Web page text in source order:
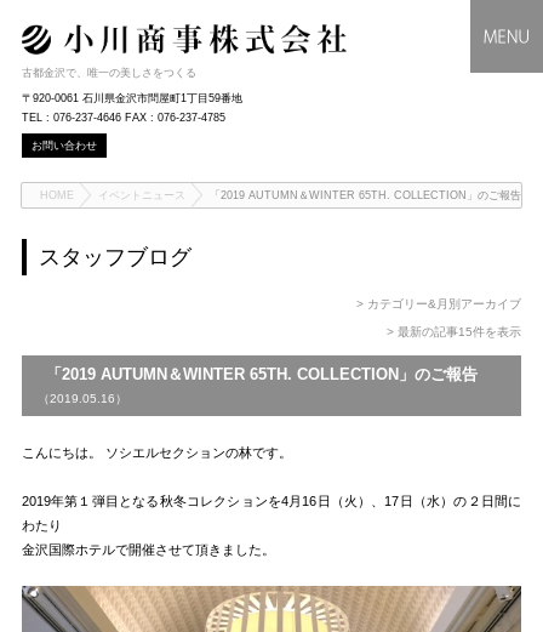
古都金沢で、唯一の美しさをつくる
〒920-0061 石川県金沢市問屋町1丁目59番地
TEL : 076-237-4646 FAX : 076-237-4785
お問い合わせ
HOME イベントニュース 「2019 AUTUMN＆WINTER 65TH. COLLECTION」のご報告
スタッフブログ
> カテゴリー&月別アーカイブ
> 最新の記事15件を表示
「2019 AUTUMN＆WINTER 65TH. COLLECTION」のご報告
（2019.05.16）
こんにちは。 ソシエルセクションの林です。
2019年第１弾目となる秋冬コレクションを4月16日（火）、17日（水）の２日間に
わたり
金沢国際ホテルで開催させて頂きました。